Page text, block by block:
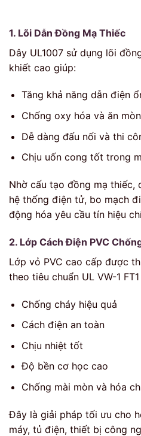
1. Lõi Dẫn Đồng Mạ Thiếc
Dây UL1007 sử dụng lõi
khiết cao giúp:
Tăng khả năng dẫn điện
Chống oxy hóa và ăn
Dễ dàng đấu nối và thi
Chịu uốn cong tốt trong
Nhờ cấu tạo đồng mạ thiếc,
hệ thống điện tử, bo mạch
động hóa yêu cầu tín hiệu
2. Lớp Cách Điện PVC
Lớp vỏ PVC cao cấp được
theo tiêu chuẩn UL VW-1
Chống cháy hiệu quả
Cách điện an toàn
Chịu nhiệt tốt
Độ bền cơ học cao
Chống mài mòn và hóa
Đây là giải pháp tối ưu cho
máy, tủ điện, thiết bị công